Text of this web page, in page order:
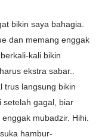
bikin saya bahagia.
dan memang enggak
berkali-kali bikin
ekstra sabar..
trus langsung bikin
setelah gagal, biar
mubadzir. Hihi.
hambur-